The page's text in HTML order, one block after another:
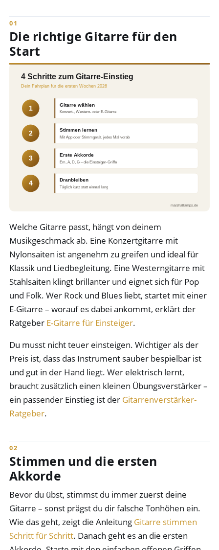
Die richtige Gitarre für den
Start
4 Schritte zum Gitarre-Einstieg
Dein Fahrplan für die ersten Wochen 2026
1 Gitarre wählen
Konzert-, Western- oder E-Gitarre
2 Stimmen lernen
Mit App oder Stimmgerät, jedes Mal vorab
3 Erste Akkorde
Em, A, D, G – die Einsteiger-Griffe
4 Dranbleiben
Täglich kurz statt einmal lang
marshallamps.de
Welche Gitarre passt, hängt von deinem
Musikgeschmack ab. Eine Konzertgitarre mit
Nylonsaiten ist angenehm zu greifen und ideal für
Klassik und Liedbegleitung. Eine Westerngitarre mit
Stahlsaiten klingt brillanter und eignet sich für Pop
und Folk. Wer Rock und Blues liebt, startet mit einer
E-Gitarre – worauf es dabei ankommt, erklärt der
Ratgeber E-Gitarre für Einsteiger.
Du musst nicht teuer einsteigen. Wichtiger als der
Preis ist, dass das Instrument sauber bespielbar ist
und gut in der Hand liegt. Wer elektrisch lernt,
braucht zusätzlich einen kleinen Übungsverstärker –
ein passender Einstieg ist der Gitarrenverstärker-
Ratgeber.
Stimmen und die ersten
Akkorde
Bevor du übst, stimmst du immer zuerst deine
Gitarre – sonst prägst du dir falsche Tonhöhen ein.
Wie das geht, zeigt die Anleitung Gitarre stimmen
Schritt für Schritt. Danach geht es an die ersten